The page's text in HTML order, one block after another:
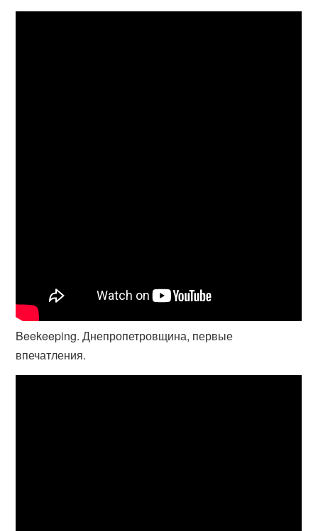
Beekeeping. Днепропетровщина, первые
впечатления.